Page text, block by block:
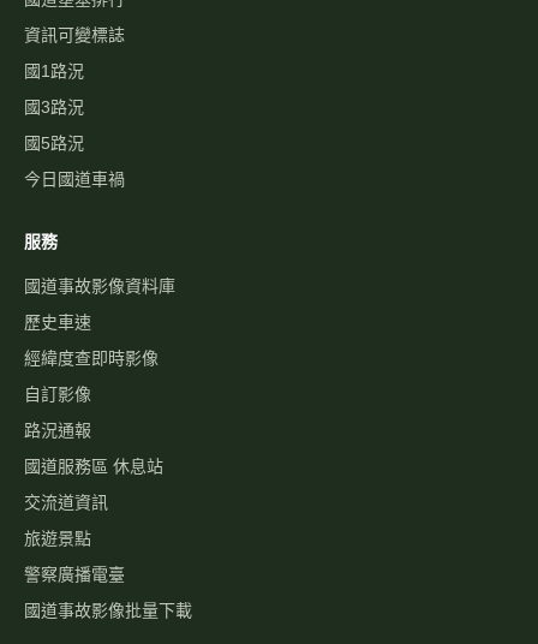
資訊可變標誌
國1路況
國3路況
國5路況
今日國道車禍
服務
國道事故影像資料庫
歷史車速
經緯度查即時影像
自訂影像
路況通報
國道服務區 休息站
交流道資訊
旅遊景點
警察廣播電臺
國道事故影像批量下載